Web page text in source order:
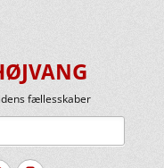
fællesskaber